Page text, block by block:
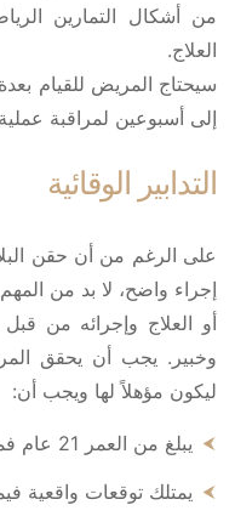
من أشكال التمارين
العلاج.
سيحتاج المريض للقيام
إلى أسبوعين لمراقبة
التدابير الوقائية
على الرغم من أن حقن
إجراء واضح، لا بد من
أو العلاج وإجرائه من
وخبير. يجب أن يحقق
ليكون مؤهلاً لها ويجب أن:
يبلغ من العمر 21 عام فما فوق
يمتلك توقعات واقعية